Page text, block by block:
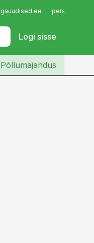
Logi sisse